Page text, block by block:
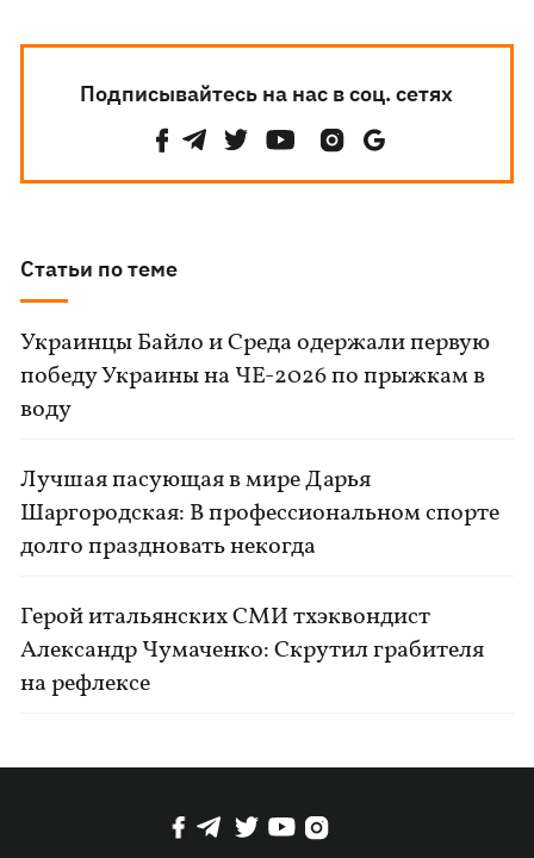
Подписывайтесь на нас в соц. сетях
Статьи по теме
Украинцы Байло и Среда одержали первую
победу Украины на ЧЕ-2026 по прыжкам в
воду
Лучшая пасующая в мире Дарья
Шаргородская: В профессиональном спорте
долго праздновать некогда
Герой итальянских СМИ тхэквондист
Александр Чумаченко: Скрутил грабителя
на рефлексе